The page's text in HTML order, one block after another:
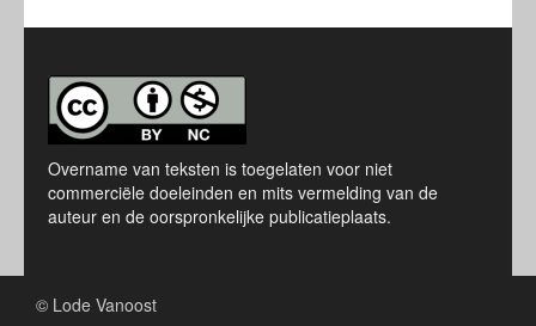
Overname van teksten is toegelaten voor niet
commerciële doeleinden en mits vermelding van de
auteur en de oorspronkelijke publicatieplaats.
© Lode Vanoost